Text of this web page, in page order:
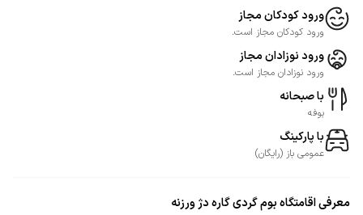
ورود کودکان مجاز
ورود کودکان مجاز است.
ورود نوزادان مجاز
ورود نوزادان مجاز است.
با صبحانه
بوفه
با پارکینگ
عمومی باز (رایگان)
معرفیاقامتگاه بوم گردی گاره دژ ورزنه